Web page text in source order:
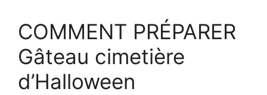
COMMENT PRÉPARER
Gâteau cimetière
d’Halloween